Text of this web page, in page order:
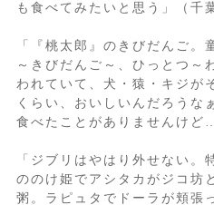
も食べてみたいと思う」（千
「『桃太郎』のきびだんご。
～きびだんご～、ひっとつ～
われていて、犬・猿・キジが
くらい、おいしいんだろうな
食べたことがありませんけど
「ジブリはやはり外せない。
ののけ姫でアシタカがジコ坊
粥。ラピュタでドーラが頬張